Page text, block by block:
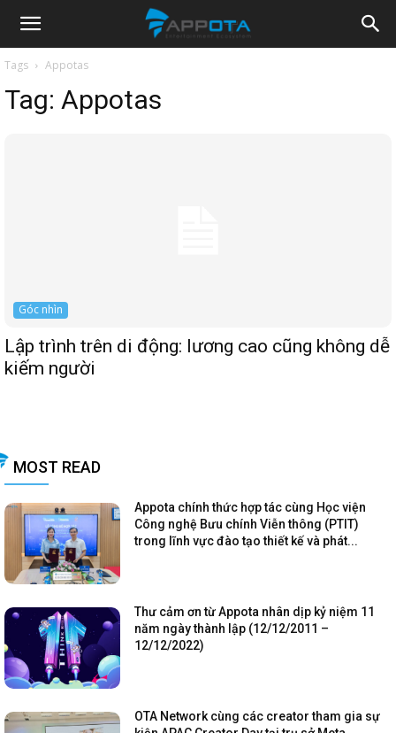
Appota
News
Tags Appotas
Tag: Appotas
Góc nhìn
Lập trình trên di động: lương cao cũng không dễ
kiếm người
MOST READ
Appota chính thức hợp tác cùng Học viện
Công nghệ Bưu chính Viễn thông (PTIT)
trong lĩnh vực đào tạo thiết kế và phát...
Thư cảm ơn từ Appota nhân dịp kỷ niệm 11
năm ngày thành lập (12/12/2011 –
12/12/2022)
OTA Network cùng các creator tham gia sự